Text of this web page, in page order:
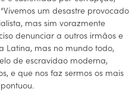
um desastre provocado
mas sim vorazmente
denunciar a outros irmãos e
Latina, mas no mundo todo,
de escravidao moderna,
e que nos faz sermos os mais